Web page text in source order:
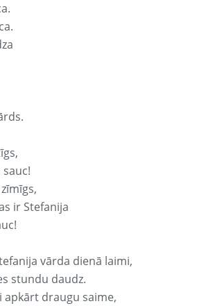
ir Stefanija
vārda dienā laimi,
stundu daudz.
apkārt draugu saime,